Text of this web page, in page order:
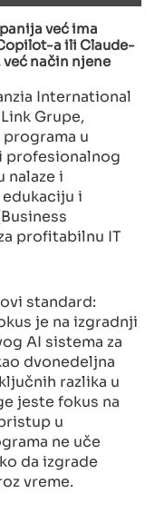
već ima
a ili Claude-
način njene
International
Grupe,
u
profesionalnog
nalaze i
i
profitabilnu IT
standard:
je na izgradnji
AI sistema za
dvonedeljna
razlika u
jeste fokus na
u
ne uče
da izgrade
vreme.